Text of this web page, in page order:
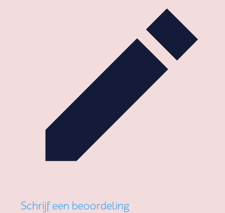
Schrijf een beoordeling